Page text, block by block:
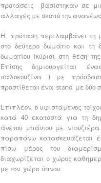
προτάσεις βασίστηκαν σε
αλλαγές με σκοπό την
Η πρόταση περιλαμβάνει τη
στο δεύτερο δωμάτιο και τη
δωματίου (κύριο), στη θέση
Επίσης δημιουργείται
σαλοκουζίνα ) με
προστίθεται ένα stand με δύο
Επιπλέον, ο υφιστάμενος
κατά 40 εκατοστά για τη
άνετου μπάνιου με
παραπάνω κατασκευάζεται
πίσω μέρος του
διαχωρίζεται ο χώρος
με τον χώρο ύπνου.